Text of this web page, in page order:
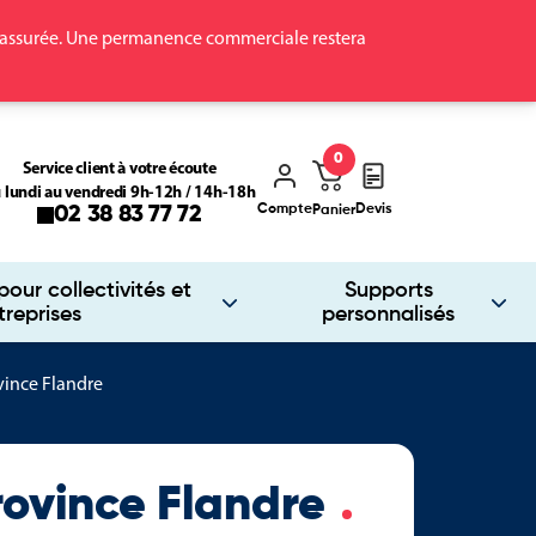
Une permanence commerciale restera
collectivités et
Supports
personnalisés
Service client à votre écoute
lundi au vendredi 9h-12h / 14h-18h
02 38 83 77 72 ComptePanier
0
Devis
Flandre
Flandre